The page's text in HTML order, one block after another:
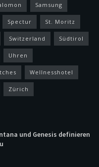
Samsung
Spectur St. Moritz
Switzerland Südtirol
Uhren
Wellnesshotel
Zürich
und Genesis definieren